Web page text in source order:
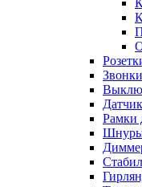
Звонки
Рамки